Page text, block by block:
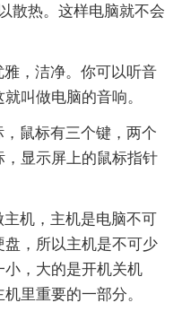
散热。这样电脑就不会
，洁净。你可以听音
叫做电脑的音响。
鼠标有三个键，两个
显示屏上的鼠标指针
机，主机是电脑不可
，所以主机是不可少
，大的是开机关机
里重要的一部分。